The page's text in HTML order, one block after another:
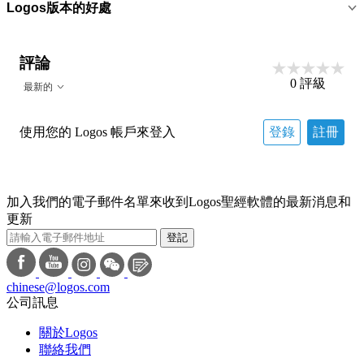
Logos版本的好處
評論
最新的 0 評級
使用您的 Logos 帳戶來登入 登錄 註冊
加入我們的電子郵件名單來收到Logos聖經軟體的最新消息和
更新
登記
chinese@logos.com
公司訊息
關於Logos
聯絡我們